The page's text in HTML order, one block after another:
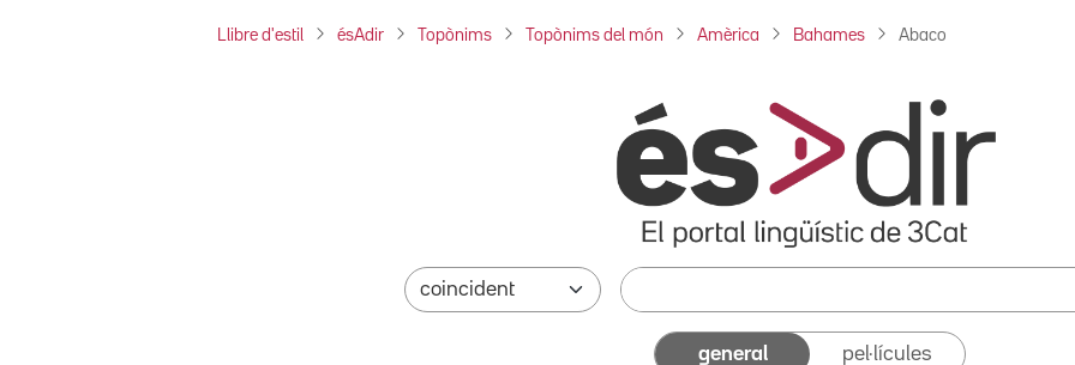
Llibre d'estil ésAdir Topònims Topònims del món Amèrica Bahames Abaco
general pel·lícules